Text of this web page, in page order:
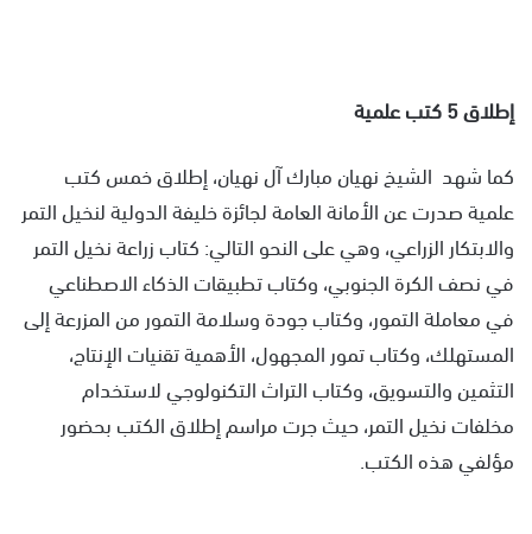
إطلاق 5 كتب علمية
كما شهد الشيخ نهيان مبارك آل نهيان، إطلاق خمس كتب
علمية صدرت عن الأمانة العامة لجائزة خليفة الدولية لنخيل التمر
والابتكار الزراعي، وهي على النحو التالي: كتاب زراعة نخيل التمر
في نصف الكرة الجنوبي، وكتاب تطبيقات الذكاء الاصطناعي
في معاملة التمور، وكتاب جودة وسلامة التمور من المزرعة إلى
المستهلك، وكتاب تمور المجهول، الأهمية تقنيات الإنتاج،
التثمين والتسويق، وكتاب التراث التكنولوجي لاستخدام
مخلفات نخيل التمر، حيث جرت مراسم إطلاق الكتب بحضور
مؤلفي هذه الكتب.